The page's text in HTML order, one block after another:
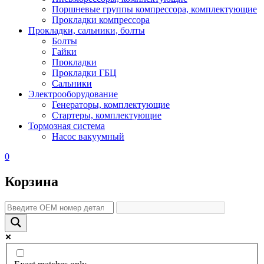
Поршневые группы компрессора, комплектующие
Прокладки компрессора
Прокладки, сальники, болты
Болты
Гайки
Прокладки
Прокладки ГБЦ
Сальники
Электрооборудование
Генераторы, комплектующие
Стартеры, комплектующие
Тормозная система
Насос вакуумный
0
Корзина